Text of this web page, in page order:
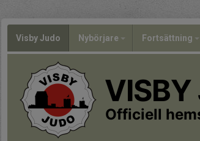
Visby Judo Nybörjare Fortsättning
VISBY
Officiell